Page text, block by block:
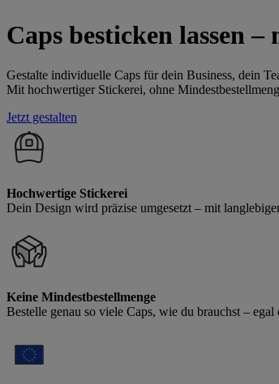
Caps besticken lassen
Gestalte individuelle Caps für dein Business, dein
Mit hochwertiger Stickerei, ohne
Jetzt gestalten
Hochwertige Stickerei
Dein Design wird präzise umgesetzt – mit
Keine Mindestbestellmenge
Bestelle genau so viele Caps, wie du brauchst –